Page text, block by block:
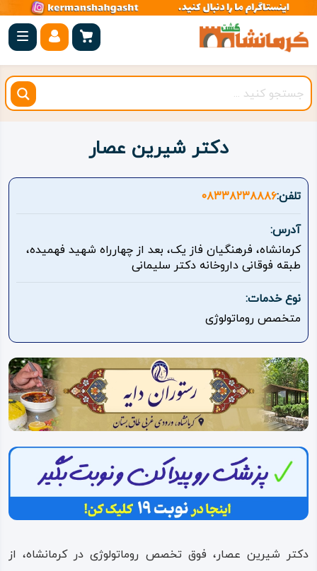
صفحه
اصلی
کرمانشاه
شهرستان
بیستون
روستاهای
هدف
اقامتگاه
ویژه
درباره
ما
دکتر شیرین عصار
تلفن:۰۸۳۳۸۲۳۸۸۸۶
آدرس:
کرمانشاه، فرهنگیان فاز یک، بعد از چهارراه شهید فهمیده،
طبقه فوقانی داروخانه دکتر سلیمانی
نوع خدمات:
متخصص روماتولوژی
دکتر شیرین عصار، فوق تخصص روماتولوژی در کرمانشاه، از